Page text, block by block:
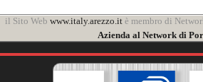
il Sito Web www.italy.arezzo.it è membro di
Azienda al Network di